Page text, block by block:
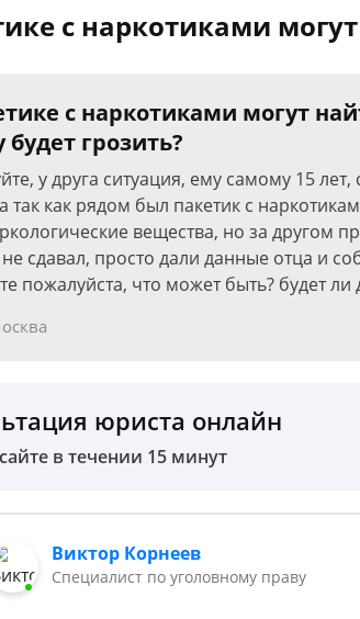
с наркотиками
с наркотиками могут
будет грозить?
у друга ситуация, ему самому 15
так как рядом был пакетик с
вещества, но за другом
сдавал, просто дали данные отца и
пожалуйста, что может быть? будет
юриста онлайн
в течении 15 минут
Виктор Корнеев
Cпециалист по уголовному праву